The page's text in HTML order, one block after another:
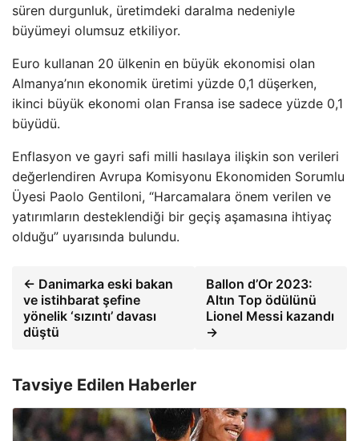
süren durgunluk, üretimdeki daralma nedeniyle
büyümeyi olumsuz etkiliyor.
Euro kullanan 20 ülkenin en büyük ekonomisi olan
Almanya’nın ekonomik üretimi yüzde 0,1 düşerken,
ikinci büyük ekonomi olan Fransa ise sadece yüzde 0,1
büyüdü.
Enflasyon ve gayri safi milli hasılaya ilişkin son verileri
değerlendiren Avrupa Komisyonu Ekonomiden Sorumlu
Üyesi Paolo Gentiloni, “Harcamalara önem verilen ve
yatırımların desteklendiği bir geçiş aşamasına ihtiyaç
olduğu” uyarısında bulundu.
← Danimarka eski bakan
ve istihbarat şefine
yönelik ‘sızıntı’ davası
düştü
Ballon d’Or 2023:
Altın Top ödülünü
Lionel Messi kazandı
→
Tavsiye Edilen Haberler